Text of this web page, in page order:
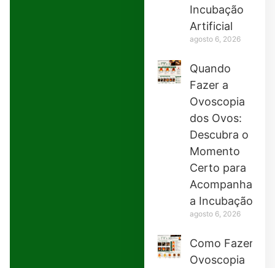
Incubação
Artificial
agosto 6, 2026
Quando
Fazer a
Ovoscopia
dos Ovos:
Descubra o
Momento
Certo para
Acompanhar
a Incubação
agosto 6, 2026
Como Fazer
Ovoscopia